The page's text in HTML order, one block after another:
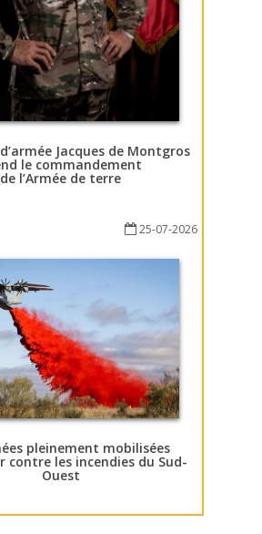
Jacques de Montgros
le commandement
de l’Armée de terre
25-07-2026
pleinement mobilisées
contre les incendies du Sud-
Ouest